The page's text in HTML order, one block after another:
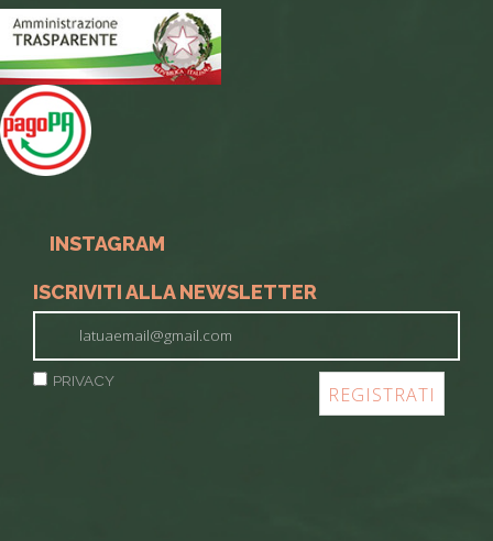
INSTAGRAM
ISCRIVITI ALLA NEWSLETTER
PRIVACY